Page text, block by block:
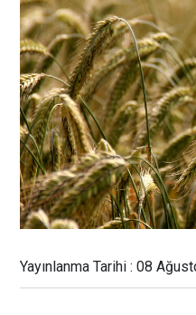
Yayınlanma Tarihi : 08